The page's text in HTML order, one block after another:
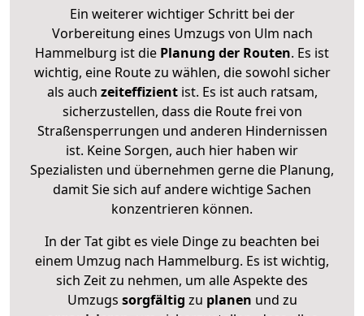
Ein weiterer wichtiger Schritt bei der
Vorbereitung eines Umzugs von Ulm nach
Hammelburg ist die Planung der Routen. Es ist
wichtig, eine Route zu wählen, die sowohl sicher
als auch zeiteffizientist. Es ist auch ratsam,
sicherzustellen, dass die Route frei von
Straßensperrungen und anderen Hindernissen
ist. Keine Sorgen, auch hier haben wir
Spezialisten und übernehmen gerne die Planung,
damit Sie sich auf andere wichtige Sachen
konzentrieren können.
In der Tat gibt es viele Dinge zu beachten bei
einem Umzug nach Hammelburg. Es ist wichtig,
sich Zeit zu nehmen, um alle Aspekte des
Umzugs sorgfältig zu planen und zu